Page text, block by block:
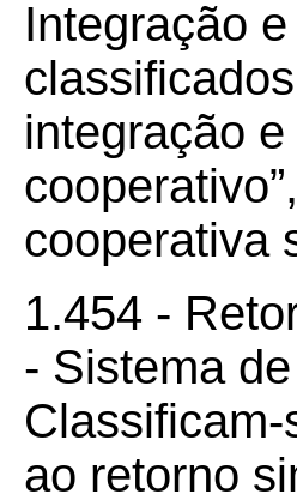
Integração
integração
cooperativa
1.454 -
- Sistema
ao retorno